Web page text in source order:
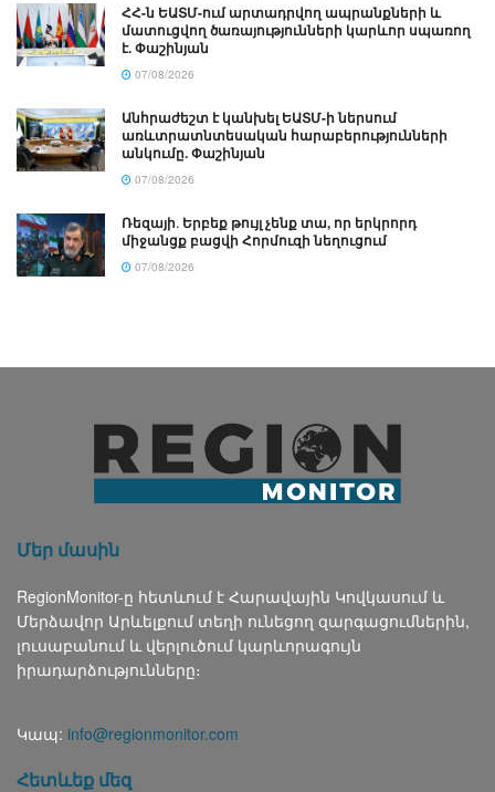
ՀՀ-ն ԵԱՏՄ-ում արտադրվող ապրանքների և
մատուցվող ծառայությունների կարևոր սպառող
է. Փաշինյան
07/08/2026
Անհրաժեշտ է կանխել ԵԱՏՄ-ի ներսում
առևտրատնտեսական հարաբերությունների
անկումը. Փաշինյան
07/08/2026
Ռեզայի․ Երբեք թույլ չենք տա, որ երկրորդ
միջանցք բացվի Հորմուզի նեղուցում
07/08/2026
Մեր մասին
RegionMonitor-ը հետևում է Հարավային Կովկասում և
Մերձավոր Արևելքում տեղի ունեցող զարգացումներին,
լուսաբանում և վերլուծում կարևորագույն
իրադարձությունները։
Կապ: info@regionmonitor.com
Հետևեք մեզ